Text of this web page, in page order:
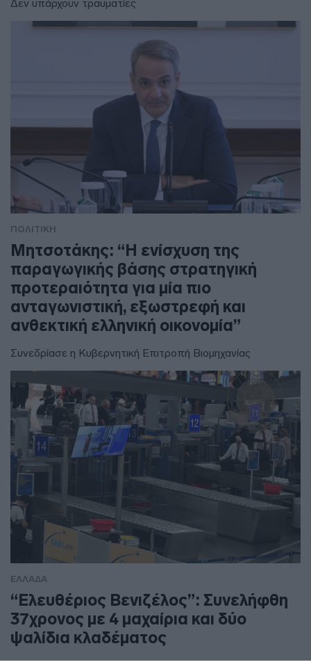
Δεν υπάρχουν τραυματίες
ΠΟΛΙΤΙΚΗ
Μητσοτάκης: “Η ενίσχυση της
παραγωγικής βάσης στρατηγική
προτεραιότητα για μία πιο
ανταγωνιστική, εξωστρεφή και
ανθεκτική ελληνική οικονομία”
Συνεδρίασε η Κυβερνητική Επιτροπή Βιομηχανίας
ΕΛΛΑΔΑ
“Ελευθέριος Βενιζέλος”: Συνελήφθη
37χρονος με 4 μαχαίρια και δύο
ψαλίδια κλαδέματος